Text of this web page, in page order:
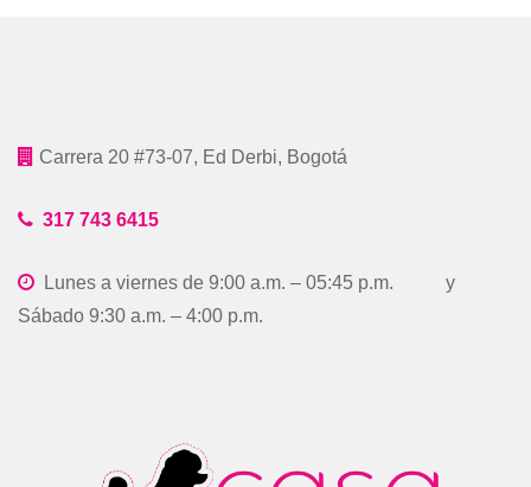
Carrera 20 #73-07, Ed Derbi, Bogotá
317 743 6415
Lunes a viernes de 9:00 a.m. – 05:45 p.m. y
Sábado 9:30 a.m. – 4:00 p.m.